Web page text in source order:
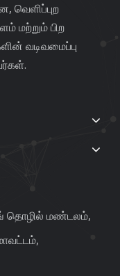
வெளிப்புற
மற்றும் பிற
வடிவமைப்பு
தொழில் மண்டலம்,